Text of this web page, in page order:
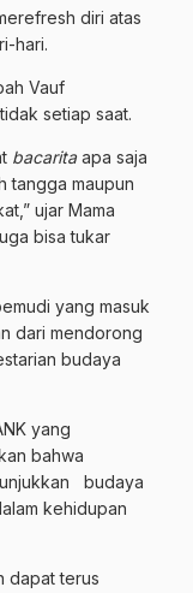
diri atas
hari.
Vauf
setiap saat.
bacaritaapa saja
tangga maupun
ujar Mama
bisa tukar
yang masuk
dari mendorong
budaya
yang
bahwa
budaya
kehidupan
dapat terus